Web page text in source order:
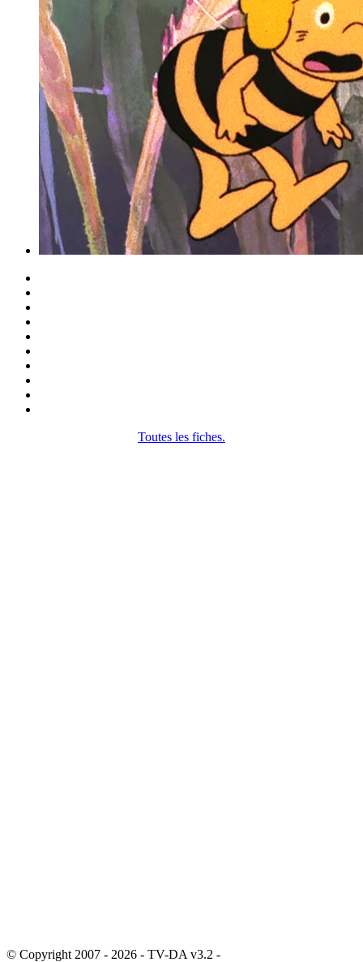
Toutes les fiches.
© Copyright 2007 - 2026 - TV-DA v3.2 -